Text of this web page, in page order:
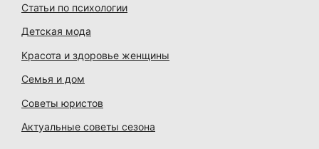
Статьи по психологии
Детская мода
Красота и здоровье женщины
Семья и дом
Советы юристов
Актуальные советы сезона